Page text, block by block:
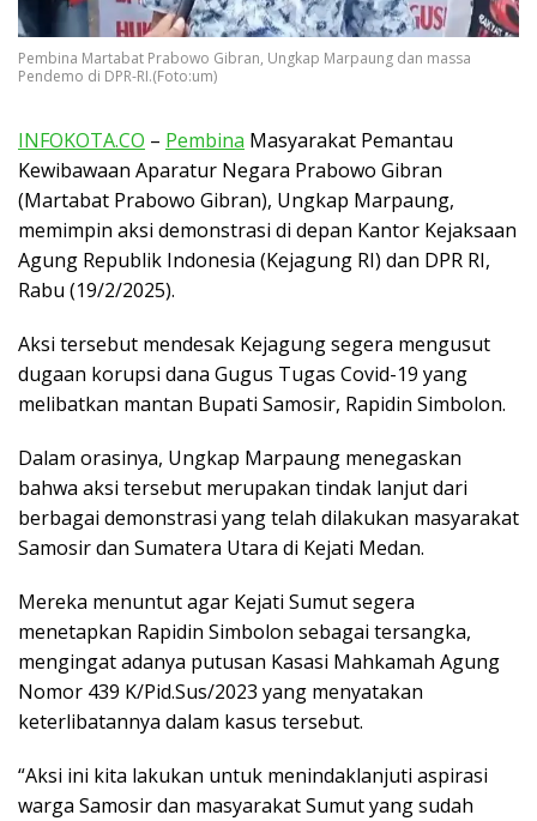
Pembina Martabat Prabowo Gibran, Ungkap Marpaung dan massa
Pendemo di DPR-RI.(Foto:um)
INFOKOTA.CO – Pembina Masyarakat Pemantau
Kewibawaan Aparatur Negara Prabowo Gibran
(Martabat Prabowo Gibran), Ungkap Marpaung,
memimpin aksi demonstrasi di depan Kantor Kejaksaan
Agung Republik Indonesia (Kejagung RI) dan DPR RI,
Rabu (19/2/2025).
Aksi tersebut mendesak Kejagung segera mengusut
dugaan korupsi dana Gugus Tugas Covid-19 yang
melibatkan mantan Bupati Samosir, Rapidin Simbolon.
Dalam orasinya, Ungkap Marpaung menegaskan
bahwa aksi tersebut merupakan tindak lanjut dari
berbagai demonstrasi yang telah dilakukan masyarakat
Samosir dan Sumatera Utara di Kejati Medan.
Mereka menuntut agar Kejati Sumut segera
menetapkan Rapidin Simbolon sebagai tersangka,
mengingat adanya putusan Kasasi Mahkamah Agung
Nomor 439 K/Pid.Sus/2023 yang menyatakan
keterlibatannya dalam kasus tersebut.
“Aksi ini kita lakukan untuk menindaklanjuti aspirasi
warga Samosir dan masyarakat Sumut yang sudah